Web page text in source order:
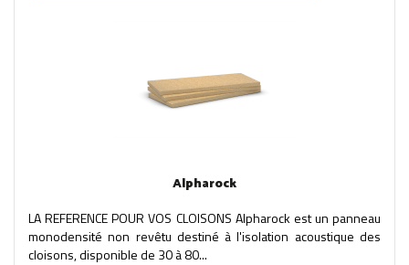
Alpharock
LA REFERENCE POUR VOS CLOISONS Alpharock est un panneau
monodensité non revêtu destiné à l'isolation acoustique des
cloisons, disponible de 30 à 80...